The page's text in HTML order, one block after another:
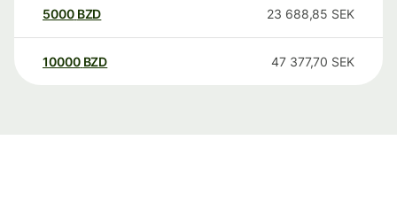
5000 BZD 23 688,85 SEK
10000 BZD 47 377,70 SEK